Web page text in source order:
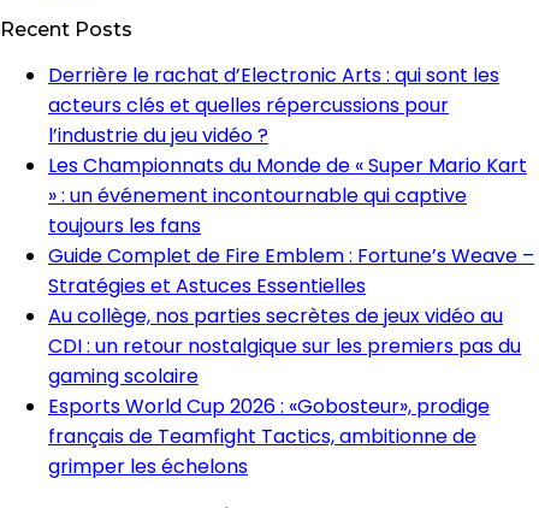
Recent Posts
Derrière le rachat d’Electronic Arts : qui sont les
acteurs clés et quelles répercussions pour
l’industrie du jeu vidéo ?
Les Championnats du Monde de « Super Mario Kart
» : un événement incontournable qui captive
toujours les fans
Guide Complet de Fire Emblem : Fortune’s Weave –
Stratégies et Astuces Essentielles
Au collège, nos parties secrètes de jeux vidéo au
CDI : un retour nostalgique sur les premiers pas du
gaming scolaire
Esports World Cup 2026 : «Gobosteur», prodige
français de Teamfight Tactics, ambitionne de
grimper les échelons